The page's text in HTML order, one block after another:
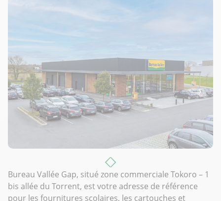
Bureau Vallée Gap, situé zone commerciale Tokoro – 1
bis allée du Torrent, est votre adresse de référence
pour les fournitures scolaires, les cartouches et